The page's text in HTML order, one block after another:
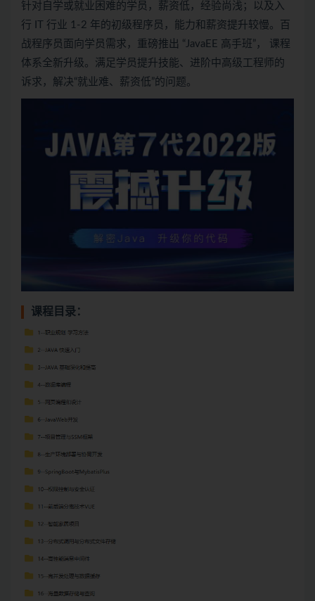
针对自学或就业困难的学员，薪资低，经验尚浅；以及入
行 IT 行业 1-2 年的初级程序员，能力和薪资提升较慢。百
战程序员面向学员需求，重磅推出 “JavaEE 高手班”， 课程
体系全新升级。满足学员提升技能、进阶中高级工程师的
诉求，解决“就业难、薪资低”的问题。
课程目录：